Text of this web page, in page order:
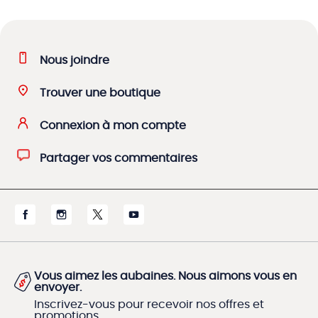
Nous joindre
Trouver une boutique
Connexion à mon compte
Partager vos commentaires
Vous aimez les aubaines. Nous aimons vous en
envoyer.
Inscrivez-vous pour recevoir nos offres et